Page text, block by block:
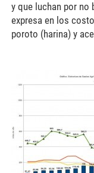
y que luchan por no
expresa en los
poroto (harina) y
grafico-